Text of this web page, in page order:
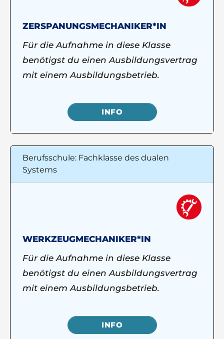
ZERSPANUNGSMECHANIKER*IN
Für die Aufnahme in diese Klasse
benötigst du einen Ausbildungsvertrag
mit einem Ausbildungsbetrieb.
INFO
Berufsschule: Fachklasse des dualen
Systems
WERKZEUGMECHANIKER*IN
Für die Aufnahme in diese Klasse
benötigst du einen Ausbildungsvertrag
mit einem Ausbildungsbetrieb.
INFO